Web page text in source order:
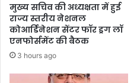
मुख्य सचिव की अध्यक्षता में हुई
राज्य स्तरीय नेशनल
कोआर्डिनेशन सेंटर फॉर ड्रग लॉ
एनफोर्समेंट की बैठक
3 hours ago